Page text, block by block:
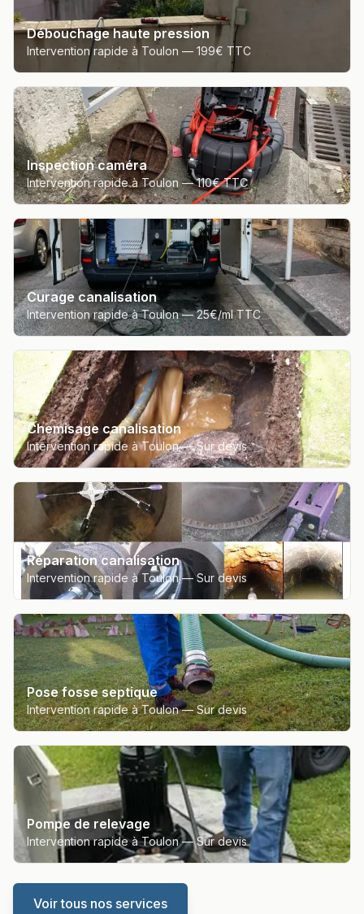
Débouchage haute pression
Intervention rapide à Toulon — 199€ TTC
Inspection caméra
Intervention rapide à Toulon —110€ TTC
Curage canalisation
Intervention rapide à Toulon —25€/ml TTC
Chemisage canalisation
Intervention rapide à Toulon —Sur devis
Réparation canalisation
Intervention rapide à Toulon —Sur devis
Pose fosse septique
Intervention rapide à Toulon —Sur devis
Pompe de relevage
Intervention rapide à Toulon —Sur devis
Voir tous nos services